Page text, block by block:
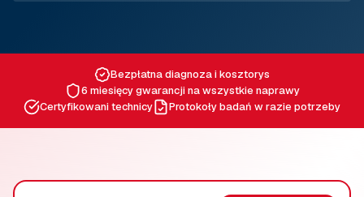
Bezpłatna diagnoza i kosztorys
6 miesięcy gwarancji na wszystkie naprawy
Certyfikowani technicy
Protokoły badań w razie potrzeby